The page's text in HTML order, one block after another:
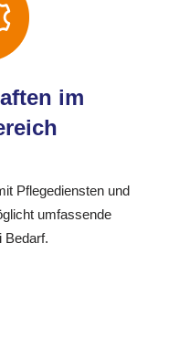
im
Pflegediensten und
umfassende
Bedarf.